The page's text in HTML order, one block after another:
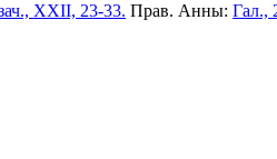
XXII, 23-33. Прав. Анны: Гал.,